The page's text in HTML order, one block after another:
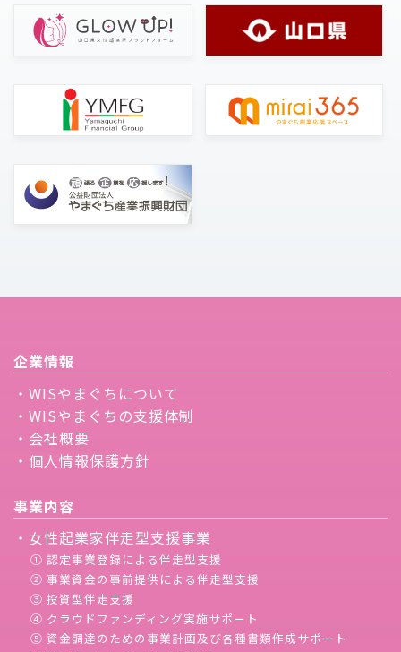
企業情報
・WISやまぐちについて
・WISやまぐちの支援体制
・会社概要
・個人情報保護方針
事業内容
・女性起業家伴走型支援事業
① 認定事業登録による伴走型支援
② 事業資金の事前提供による伴走型支援
③ 投資型伴走支援
④ クラウドファンディング実施サポート
⑤ 資金調達のための事業計画及び各種書類作成サポート